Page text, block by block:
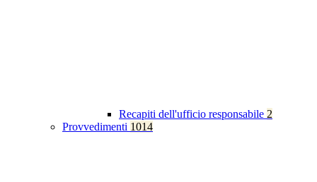
Recapiti dell'ufficio responsabile 2
Provvedimenti 1014